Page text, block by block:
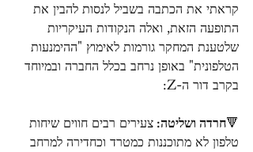
קראתי את הכתבה בשביל לנסות להבין את
התופעה הזאת, ואלה הנקודות העיקריות
שלטענת המחקר גורמות לאימוץ "ההימנעות
הטלפונית" באופן נרחב בכלל החברה ובמיוחד
בקרב דור ה-Z:
🔻חרדה ושליטה: צעירים רבים חווים שיחות
טלפון לא מתוכננות כמטרד וכחדירה למרחב